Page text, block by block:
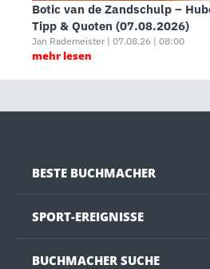
Botic van de Zandschulp –
Tipp & Quoten (07.08.2026)
Jan Rademeister | 07.08.26 | 08:00
mehr lesen
BESTE BUCHMACHER
SPORT-EREIGNISSE
BUCHMACHER SUCHE